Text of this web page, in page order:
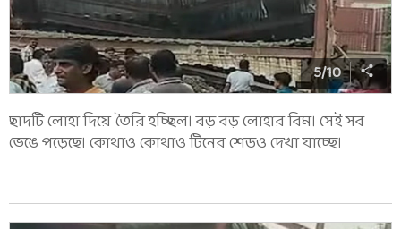
5/10
ছাদটি লোহা দিয়ে তৈরি হচ্ছিল। বড় বড় লোহার বিম। সেই সব
ভেঙে পড়েছে। কোথাও কোথাও টিনের শেডও দেখা যাচ্ছে।